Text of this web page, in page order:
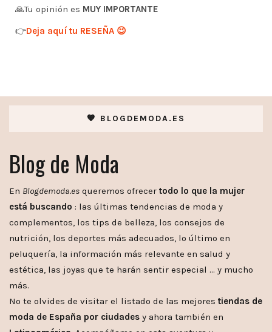
🙏Tu opinión es MUY IMPORTANTE
👉Deja aquí tu RESEÑA 😉
🧡 BLOGDEMODA.ES
Blog de Moda
En Blogdemoda.es queremos ofrecer todo lo que la mujer
está buscando : las últimas tendencias de moda y
complementos, los tips de belleza, los consejos de
nutrición, los deportes más adecuados, lo último en
peluquería, la información más relevante en salud y
estética, las joyas que te harán sentir especial … y mucho
más.
No te olvides de visitar el listado de las mejores tiendas de
moda de España por ciudades y ahora también en